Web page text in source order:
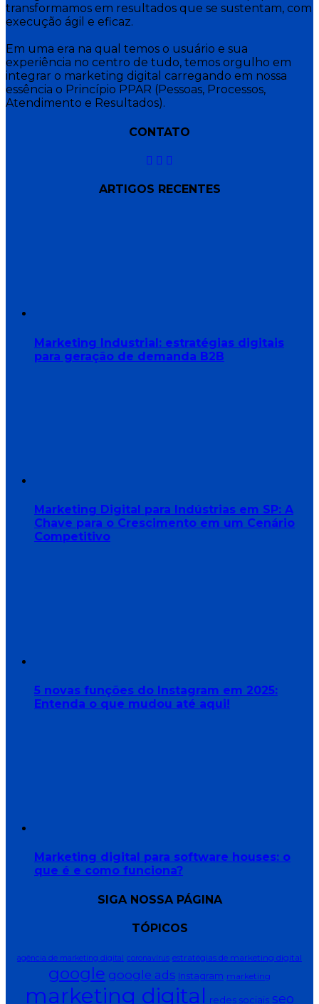
transformamos em resultados que se sustentam, com
execução ágil e eficaz.
Em uma era na qual temos o usuário e sua
experiência no centro de tudo, temos orgulho em
integrar o marketing digital carregando em nossa
essência o Princípio PPAR (Pessoas, Processos,
Atendimento e Resultados).
CONTATO
ARTIGOS RECENTES
Marketing Industrial: estratégias digitais
para geração de demanda B2B
Marketing Digital para Indústrias em SP: A
Chave para o Crescimento em um Cenário
Competitivo
5 novas funções do Instagram em 2025:
Entenda o que mudou até aqui!
Marketing digital para software houses: o
que é e como funciona?
SIGA NOSSA PÁGINA
TÓPICOS
agência de marketing digital coronavírus estratégias de marketing digital
google google ads Instagram marketing
marketing digital redes sociais seo